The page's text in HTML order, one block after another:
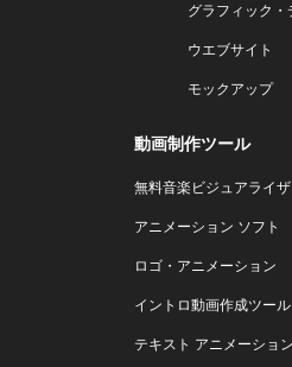
グラフィック・
ウエブサイト
モックアップ
動画制作ツール
無料音楽ビジュアライ
アニメーション ソフト
ロゴ・アニメーション
イントロ動画作成ツール
テキスト アニメーショ